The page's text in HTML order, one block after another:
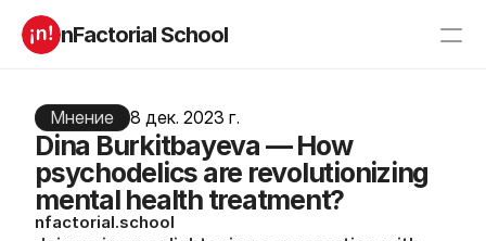
nFactorial School
О нас
Отзывы
Блог
Incubator 2026
Компаниям
Мнение 8 дек. 2023 г.
Dina Burkitbayeva — How
psychodelics are revolutionizing
mental health treatment?
nfactorial.school